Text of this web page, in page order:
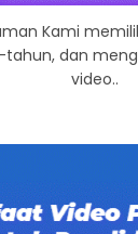
Kami
dan
video..